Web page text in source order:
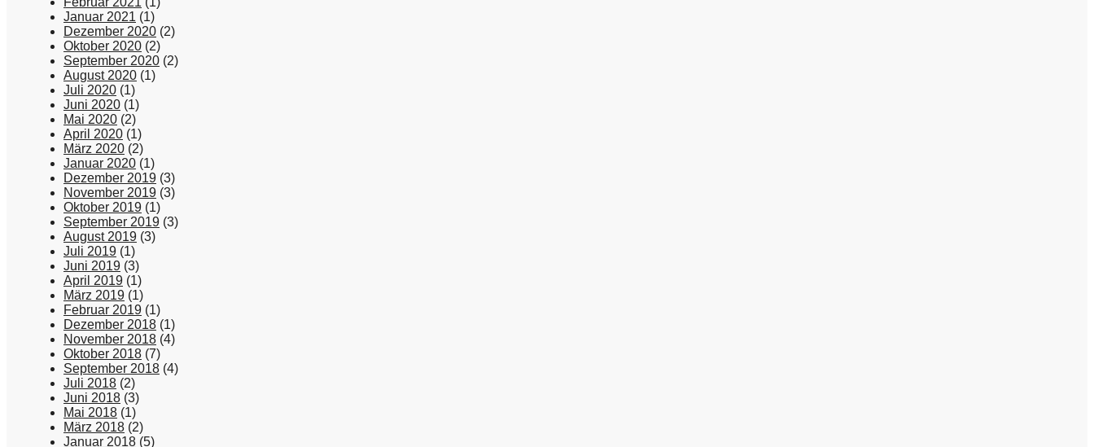
Januar 2021 (1)
Dezember 2020 (2)
Oktober 2020 (2)
September 2020 (2)
August 2020 (1)
Juli 2020 (1)
Juni 2020 (1)
Mai 2020 (2)
April 2020 (1)
März 2020 (2)
Januar 2020 (1)
Dezember 2019 (3)
November 2019 (3)
Oktober 2019 (1)
September 2019 (3)
August 2019 (3)
Juli 2019 (1)
Juni 2019 (3)
April 2019 (1)
März 2019 (1)
Februar 2019 (1)
Dezember 2018 (1)
November 2018 (4)
Oktober 2018 (7)
September 2018 (4)
Juli 2018 (2)
Juni 2018 (3)
Mai 2018 (1)
März 2018 (2)
Januar 2018 (5)